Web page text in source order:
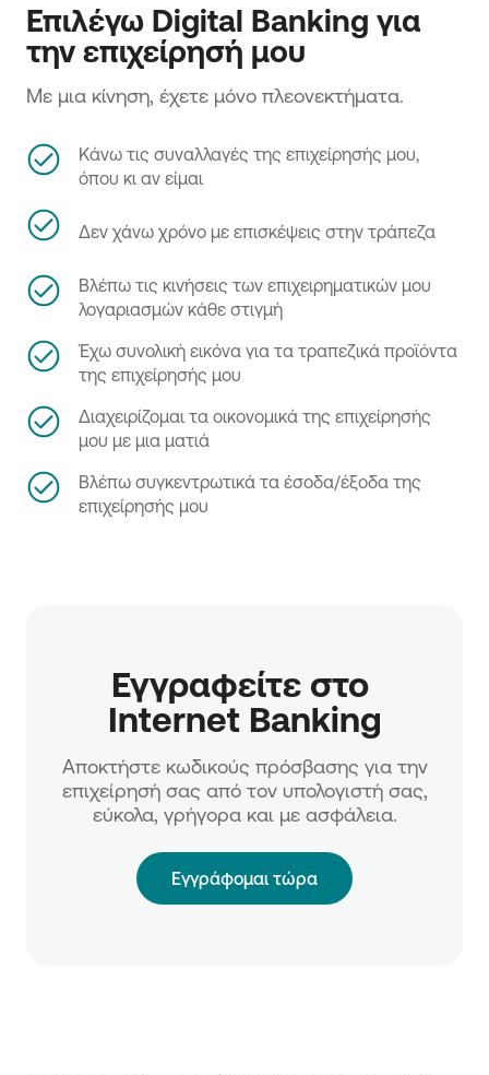
Επιλέγω Digital Banking για
την επιχείρησή μου
Με μια κίνηση, έχετε μόνο πλεονεκτήματα.
Κάνω τις συναλλαγές της επιχείρησής μου,
όπου κι αν είμαι
Δεν χάνω χρόνο με επισκέψεις στην τράπεζα
Βλέπω τις κινήσεις των επιχειρηματικών μου
λογαριασμών κάθε στιγμή
Έχω συνολική εικόνα για τα τραπεζικά προϊόντα
της επιχείρησής μου
Διαχειρίζομαι τα οικονομικά της επιχείρησής
μου με μια ματιά
Βλέπω συγκεντρωτικά τα έσοδα/έξοδα της
επιχείρησής μου
Εγγραφείτε στο
Internet Banking
Αποκτήστε κωδικούς πρόσβασης για την
επιχείρησή σας από τον υπολογιστή σας,
εύκολα, γρήγορα και με ασφάλεια.
Εγγράφομαι τώρα